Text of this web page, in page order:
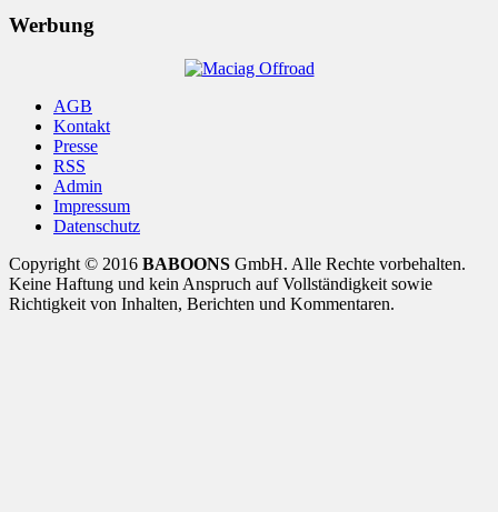
Werbung
AGB
Kontakt
Presse
RSS
Admin
Impressum
Datenschutz
Copyright © 2016 BABOONS GmbH. Alle Rechte vorbehalten.
Keine Haftung und kein Anspruch auf Vollständigkeit sowie
Richtigkeit von Inhalten, Berichten und Kommentaren.